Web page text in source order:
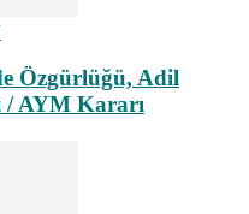
Özgürlüğü, Adil
/ AYM Kararı